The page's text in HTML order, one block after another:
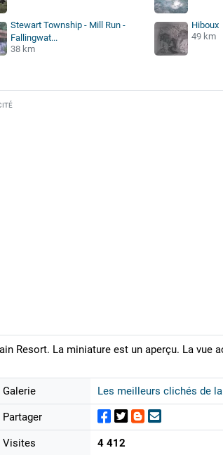
Stewart Township - Mill Run -
Fallingwat...
38 km
Hiboux
49 km
Resort. La miniature est un aperçu. La vue
Galerie Les meilleurs clichés de
Partager
Visites 4 412